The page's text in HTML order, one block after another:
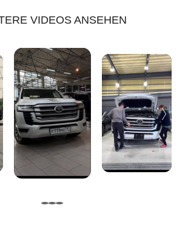
VIDEOS ANSEHEN